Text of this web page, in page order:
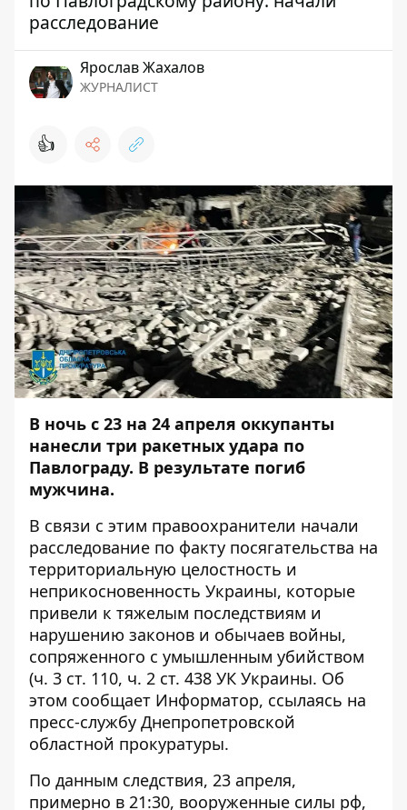
расследование
Ярослав Жахалов
ЖУРНАЛИСТ
👍
В ночь с 23 на 24 апреля оккупанты
нанесли три ракетных удара по
Павлограду. В результате погиб
мужчина.
В связи с этим правоохранители начали
расследование по факту посягательства на
территориальную целостность и
неприкосновенность Украины, которые
привели к тяжелым последствиям и
нарушению законов и обычаев войны,
сопряженного с умышленным убийством
(ч. 3 ст. 110, ч. 2 ст. 438 УК Украины. Об
этом сообщает Информатор, ссылаясь на
пресс-службу Днепропетровской
областной прокуратуры.
По данным следствия, 23 апреля,
примерно в 21:30, вооруженные силы рф,